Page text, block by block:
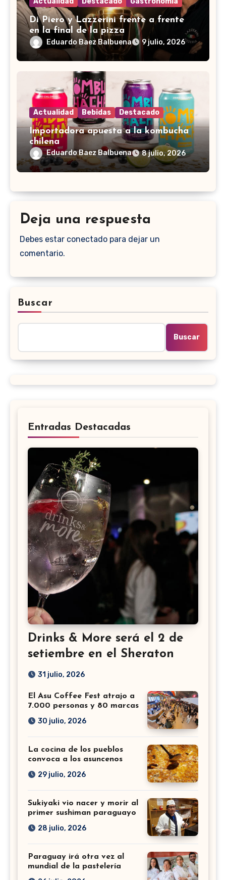
Di Piero y Lazzerini frente a frente
en la final de la pizza
Eduardo Baez Balbuena 9 julio, 2026
Actualidad Bebidas Destacado
Importadora apuesta a la kombucha
chilena
Eduardo Baez Balbuena 8 julio, 2026
Deja una respuesta
Debes estar conectado para dejar un
comentario.
Buscar
Buscar
Entradas Destacadas
Drinks & More será el 2 de
setiembre en el Sheraton
31 julio, 2026
El Asu Coffee Fest atrajo a
7.000 personas y 80 marcas
30 julio, 2026
La cocina de los pueblos
convoca a los asuncenos
29 julio, 2026
Sukiyaki vio nacer y morir al
primer sushiman paraguayo
28 julio, 2026
Paraguay irá otra vez al
mundial de la pastelería